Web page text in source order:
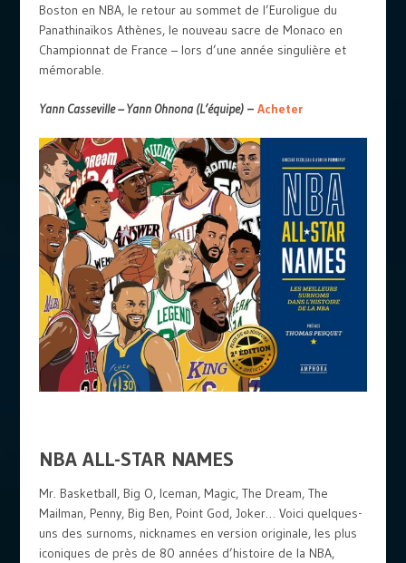
Boston en NBA, le retour au sommet de l’Euroligue du
Panathinaïkos Athènes, le nouveau sacre de Monaco en
Championnat de France – lors d’une année singulière et
mémorable.
Yann Casseville – Yann Ohnona (L’équipe)– Acheter
NBA ALL-STAR NAMES
Mr. Basketball, Big O, Iceman, Magic, The Dream, The
Mailman, Penny, Big Ben, Point God, Joker… Voici quelques-
uns des surnoms, nicknames en version originale, les plus
iconiques de près de 80 années d’histoire de la NBA,